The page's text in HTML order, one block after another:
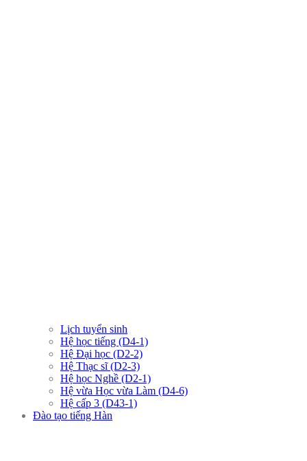
Lịch tuyển sinh
Hệ học tiếng (D4-1)
Hệ Đại học (D2-2)
Hệ Thạc sĩ (D2-3)
Hệ học Nghề (D2-1)
Hệ vừa Học vừa Làm (D4-6)
Hệ cấp 3 (D43-1)
Đào tạo tiếng Hàn